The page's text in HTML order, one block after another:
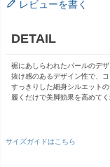
レビューを書く
DETAIL
裾にあしらわれたパールのデザ
抜け感のあるデザイン性で、
すっきりした細身シルエットの
履くだけで美脚効果を高めてく
サイズガイドはこちら